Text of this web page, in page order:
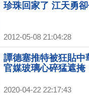
珍珠回家了 江天勇
2012-05-08 21:04:28
譚德塞推特被狂貼中
官媒玻璃心碎猛遮掩
2020-04-22 22:17:43